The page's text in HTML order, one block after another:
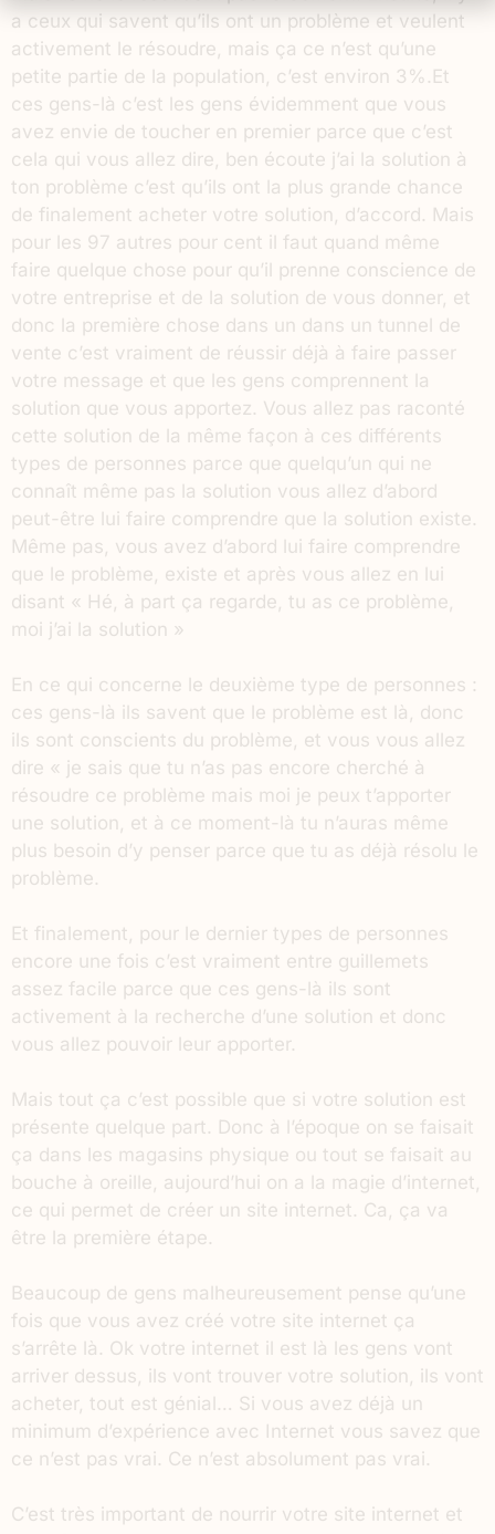
a ceux qui savent qu’ils ont un problème et veulent
activement le résoudre, mais ça ce n’est qu’une
petite partie de la population, c’est environ 3%.Et
ces gens-là c’est les gens évidemment que vous
avez envie de toucher en premier parce que c’est
cela qui vous allez dire, ben écoute j’ai la solution à
ton problème c’est qu’ils ont la plus grande chance
de finalement acheter votre solution, d’accord. Mais
pour les 97 autres pour cent il faut quand même
faire quelque chose pour qu’il prenne conscience de
votre entreprise et de la solution de vous donner, et
donc la première chose dans un dans un tunnel de
vente c’est vraiment de réussir déjà à faire passer
votre message et que les gens comprennent la
solution que vous apportez. Vous allez pas raconté
cette solution de la même façon à ces différents
types de personnes parce que quelqu’un qui ne
connaît même pas la solution vous allez d’abord
peut-être lui faire comprendre que la solution existe.
Même pas, vous avez d’abord lui faire comprendre
que le problème, existe et après vous allez en lui
disant « Hé, à part ça regarde, tu as ce problème,
moi j’ai la solution »
En ce qui concerne le deuxième type de personnes :
ces gens-là ils savent que le problème est là, donc
ils sont conscients du problème, et vous vous allez
dire « je sais que tu n’as pas encore cherché à
résoudre ce problème mais moi je peux t’apporter
une solution, et à ce moment-là tu n’auras même
plus besoin d’y penser parce que tu as déjà résolu le
problème.
Et finalement, pour le dernier types de personnes
encore une fois c’est vraiment entre guillemets
assez facile parce que ces gens-là ils sont
activement à la recherche d’une solution et donc
vous allez pouvoir leur apporter.
Mais tout ça c’est possible que si votre solution est
présente quelque part. Donc à l’époque on se faisait
ça dans les magasins physique ou tout se faisait au
bouche à oreille, aujourd’hui on a la magie d’internet,
ce qui permet de créer un site internet. Ca, ça va
être la première étape.
Beaucoup de gens malheureusement pense qu’une
fois que vous avez créé votre site internet ça
s’arrête là. Ok votre internet il est là les gens vont
arriver dessus, ils vont trouver votre solution, ils vont
acheter, tout est génial… Si vous avez déjà un
minimum d’expérience avec Internet vous savez que
ce n’est pas vrai. Ce n’est absolument pas vrai.
C’est très important de nourrir votre site internet et